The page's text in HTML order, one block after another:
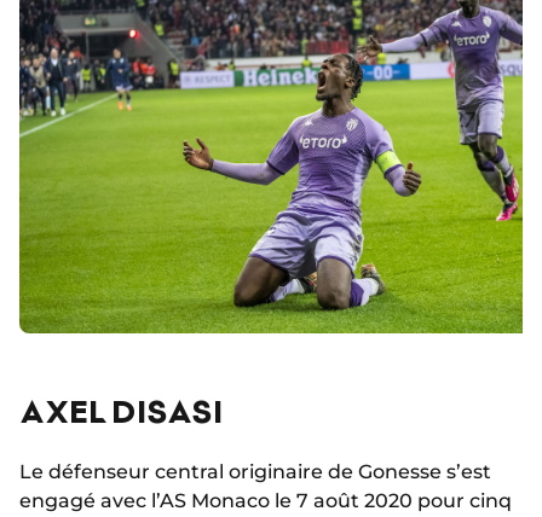
AXEL DISASI
Le défenseur central originaire de Gonesse s’est
engagé avec l’AS Monaco le 7 août 2020 pour cinq